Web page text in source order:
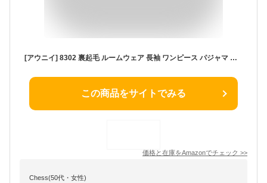
[アウニイ] 8302 裏起毛 ルームウェア 長袖 ワンピース パジャマ 秋 冬 部屋着 カジュアル レディース 大きい チュニック サイズ マタニティ 綿 ナチュラル 物 用 ユッタリ 女の子 カワイイ ロング 丈 ワンピ 服 キレイメ 8302 (C グレー M)
この商品をサイトでみる
価格と在庫をAmazonでチェック >>
Chess(50代・女性)